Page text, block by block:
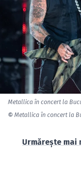
Metallica în concert la
© Metallica în concert la
Urmăreşte